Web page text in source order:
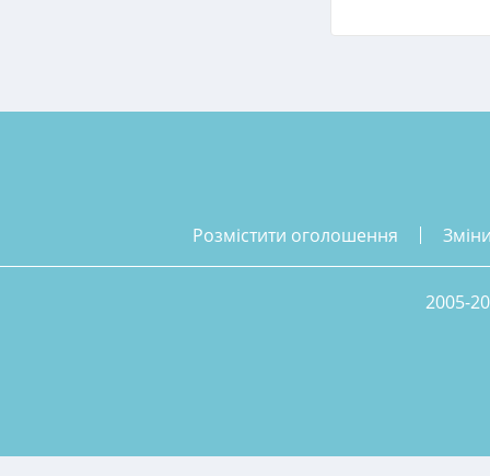
розмістити оголошення
2005-